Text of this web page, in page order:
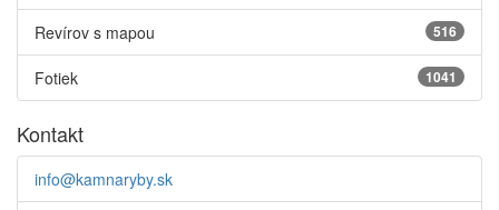
516
Revírov s mapou
1041
Fotiek
Kontakt
info@kamnaryby.sk